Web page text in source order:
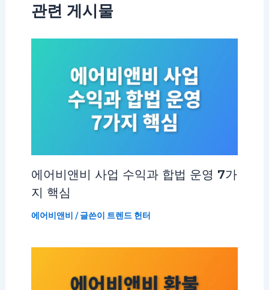
관련 게시물
에어비앤비 사업 수익과 합법 운영 7가
지 핵심
에어비앤비 / 글쓴이 트렌드 헌터